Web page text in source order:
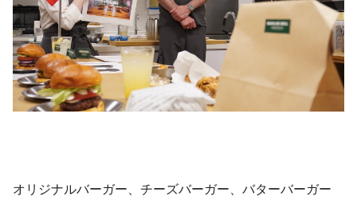
オリジナルバーガー、チーズバーガー、バターバーガー